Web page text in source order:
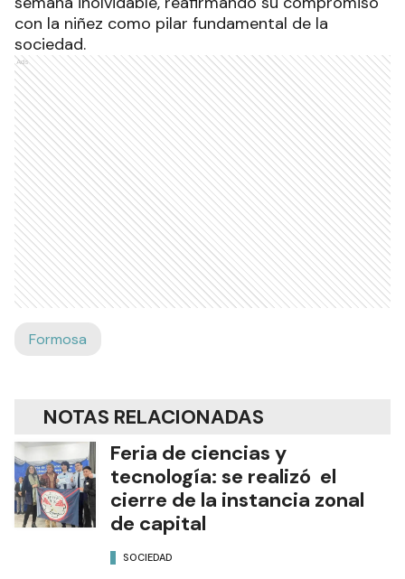
con la niñez como pilar fundamental de la
sociedad.
Ads
Formosa
NOTAS RELACIONADAS
Feria de ciencias y
tecnología: se realizó el
cierre de la instancia zonal
de capital
SOCIEDAD